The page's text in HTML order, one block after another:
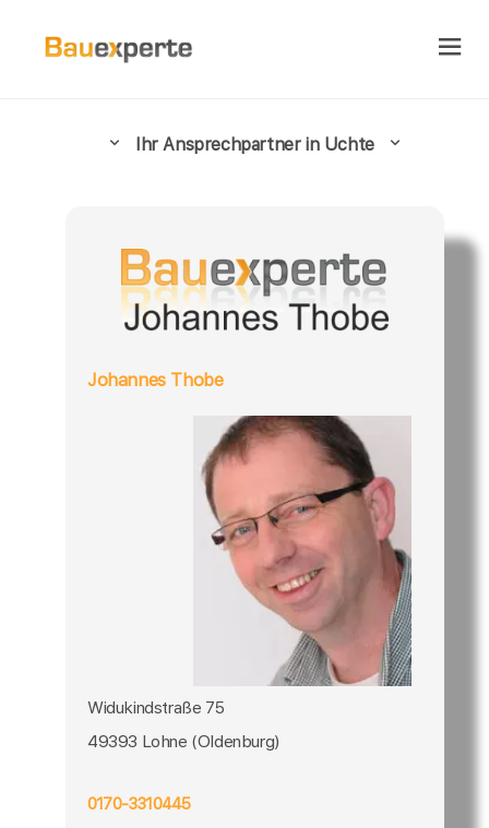
Ihr Ansprechpartner in Uchte
Johannes Thobe
Widukindstraße 75
49393 Lohne (Oldenburg)
0170-3310445